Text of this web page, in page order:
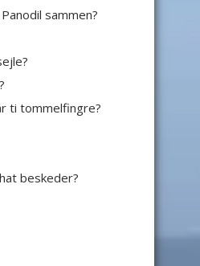
sammen?
ti tommelfingre?
beskeder?